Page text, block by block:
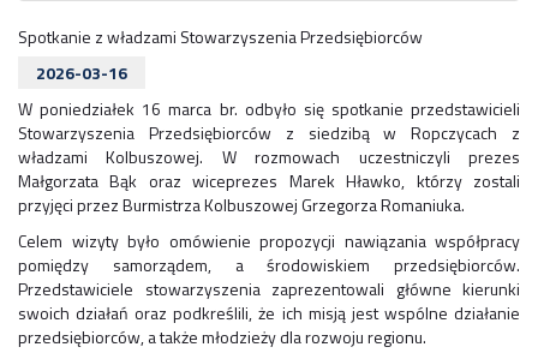
Spotkanie z władzami Stowarzyszenia Przedsiębiorców
2026-03-16
W poniedziałek 16 marca br. odbyło się spotkanie przedstawicieli
Stowarzyszenia Przedsiębiorców z siedzibą w Ropczycach z
władzami Kolbuszowej. W rozmowach uczestniczyli prezes
Małgorzata Bąk oraz wiceprezes Marek Hławko, którzy zostali
przyjęci przez Burmistrza Kolbuszowej Grzegorza Romaniuka.
Celem wizyty było omówienie propozycji nawiązania współpracy
pomiędzy samorządem, a środowiskiem przedsiębiorców.
Przedstawiciele stowarzyszenia zaprezentowali główne kierunki
swoich działań oraz podkreślili, że ich misją jest wspólne działanie
przedsiębiorców, a także młodzieży dla rozwoju regionu.